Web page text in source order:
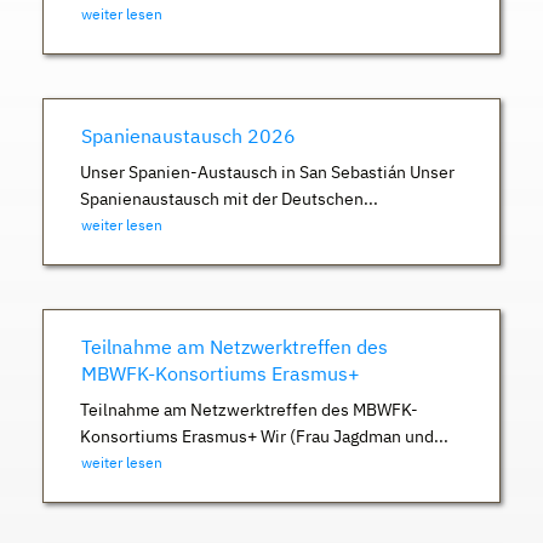
weiter lesen
Spanienaustausch 2026
Unser Spanien-Austausch in San Sebastián Unser
Spanienaustausch mit der Deutschen...
weiter lesen
Teilnahme am Netzwerktreffen des
MBWFK-Konsortiums Erasmus+
Teilnahme am Netzwerktreffen des MBWFK-
Konsortiums Erasmus+ Wir (Frau Jagdman und...
weiter lesen